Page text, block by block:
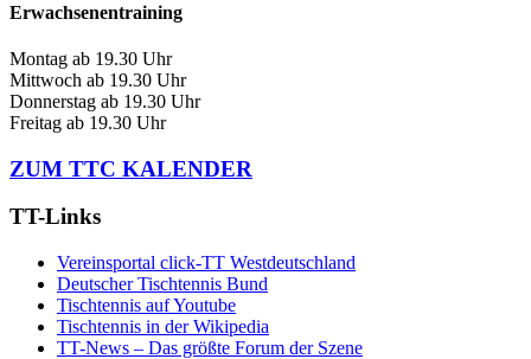
Erwachsenentraining
Montag ab 19.30 Uhr
Mittwoch ab 19.30 Uhr
Donnerstag ab 19.30 Uhr
Freitag ab 19.30 Uhr
ZUM TTC KALENDER
TT-Links
Vereinsportal click-TT Westdeutschland
Deutscher Tischtennis Bund
Tischtennis auf Youtube
Tischtennis in der Wikipedia
TT-News – Das größte Forum der Szene